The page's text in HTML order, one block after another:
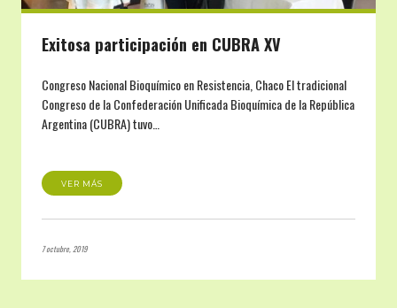
Exitosa participación en CUBRA XV
Congreso Nacional Bioquímico en Resistencia, Chaco El tradicional
Congreso de la Confederación Unificada Bioquímica de la República
Argentina (CUBRA) tuvo…
VER MÁS
7 octubre, 2019